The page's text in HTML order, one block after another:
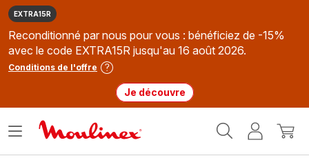
EXTRA15R
Reconditionné par nous pour vous : bénéficiez de -15%
avec le code EXTRA15R jusqu'au 16 août 2026.
Conditions de l'offre
Je découvre
MonMon
Ouvrir